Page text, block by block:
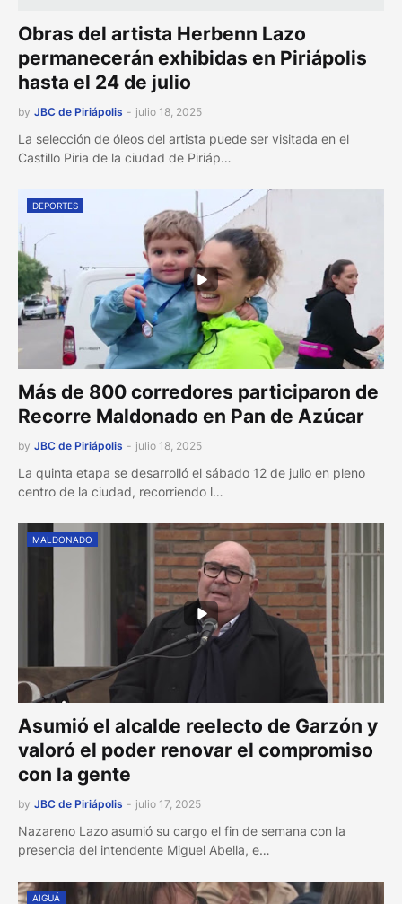
Obras del artista Herbenn Lazo
permanecerán exhibidas en Piriápolis
hasta el 24 de julio
by JBC de Piriápolis - julio 18, 2025
La selección de óleos del artista puede ser visitada en el
Castillo Piria de la ciudad de Piriáp…
DEPORTES
Más de 800 corredores participaron de
Recorre Maldonado en Pan de Azúcar
by JBC de Piriápolis - julio 18, 2025
La quinta etapa se desarrolló el sábado 12 de julio en pleno
centro de la ciudad, recorriendo l…
MALDONADO
Asumió el alcalde reelecto de Garzón y
valoró el poder renovar el compromiso
con la gente
by JBC de Piriápolis - julio 17, 2025
Nazareno Lazo asumió su cargo el fin de semana con la
presencia del intendente Miguel Abella, e…
AIGUÁ